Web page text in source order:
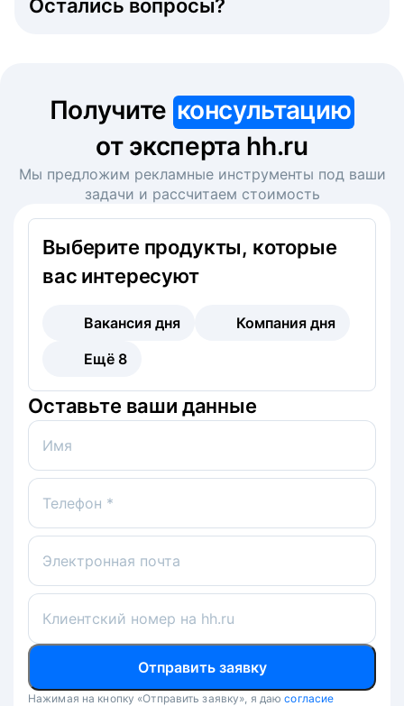
Остались вопросы?
Получите консультацию
от эксперта hh.ru
Мы предложим рекламные инструменты под ваши
задачи и рассчитаем стоимость
Выберите продукты, которые
вас интересуют
Вакансия дня
Компания дня
Ещё 8
Оставьте ваши данные
Имя
Телефон *
Электронная почта
Клиентский номер на hh.ru
Отправить заявку
Нажимая на кнопку «Отправить заявку», я даю согласие